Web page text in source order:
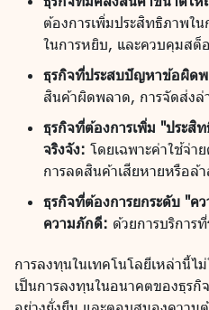
ต้องการเพิ่มประสิทธิภาพใ
ในการหยิบ, และควบคุมสต็
ธุรกิจที่ประสบปัญหาข้อผิด
สินค้าผิดพลาด, การจัดส่ง
ธุรกิจที่ต้องการเพิ่ม "ประสิ
จริงจัง: โดยเฉพาะค่าใช้จ่า
การลดสินค้าเสียหายหรือล้
ธุรกิจที่ต้องการยกระดับ "ค
ความภักดี: ด้วยการบริการ
การลงทุนในเทคโนโลยีเหล่านี้ไ
เป็นการลงทุนในอนาคตของธุร